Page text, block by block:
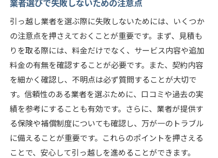
引っ越し業者を選ぶ際に失敗しないためには、いくつか
の注意点を押さえておくことが重要です。まず、見積も
りを取る際には、料金だけでなく、サービス内容や追加
料金の有無を確認することが必要です。また、契約内容
を細かく確認し、不明点は必ず質問することが大切で
す。信頼性のある業者を選ぶために、口コミや過去の実
績を参考にすることも有効です。さらに、業者が提供す
る保険や補償制度についても確認し、万が一のトラブル
に備えることが重要です。これらのポイントを押さえる
ことで、安心して引っ越しを進めることができます。